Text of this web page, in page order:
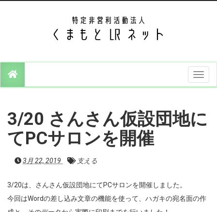
T
o
g
n
a
3/20 さんさん仮設団地に
てPCサロンを開催
3月 22, 2019 支える
3/20は、さんさん仮設団地にてPCサロンを開催しました。
今回はWordの差し込み文章の機能を使って、ハガキの宛名面の作